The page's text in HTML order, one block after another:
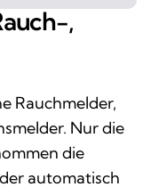
,
Rauchmelder,
Nur die
die
automatisch